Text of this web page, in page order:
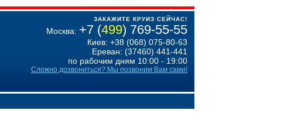
ЗАКАЖИТЕ КРУИЗ СЕЙЧАС!
Москва: +7 (499) 769-55-55
Киев: +38 (068) 075-80-63
Ереван: (37460) 441-441
по рабочим дням 10:00 - 19:00
Сложно дозвониться? Мы позвоним Вам сами!